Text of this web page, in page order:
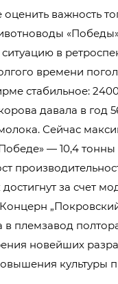
важность
в
времени
стабильное:
давала в год
Сейчас
— 10,4 тонны
за счет
в племзавод
новейших
культуры